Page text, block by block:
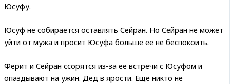
Юсуфу.
Юсуф не собирается оставлять Сейран. Но Сейран не может
уйти от мужа и просит Юсуфа больше ее не беспокоить.
Ферит и Сейран ссорятся из-за ее встречи с Юсуфом и
опаздывают на ужин. Дед в ярости. Ещё никто не